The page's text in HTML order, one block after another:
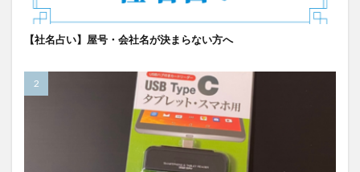
【社名占い】屋号・会社名が決まらない方へ